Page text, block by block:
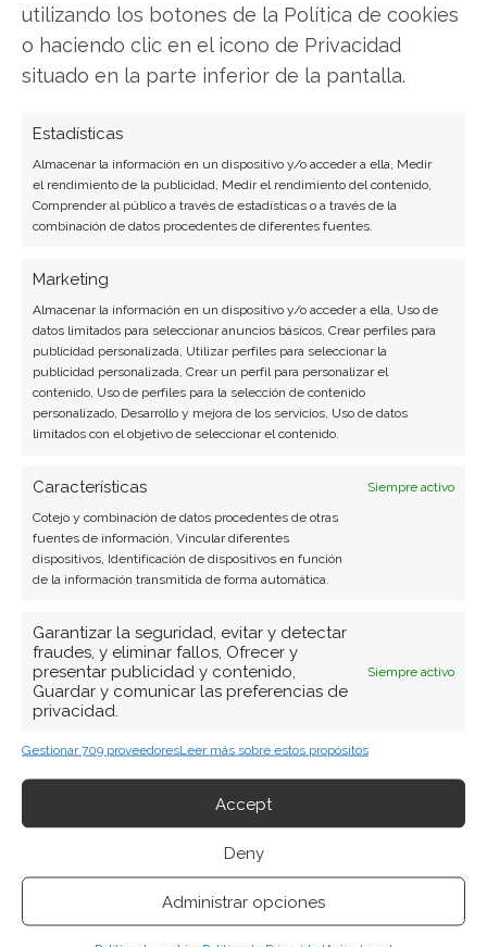
utilizando los botones de la Política de cookies
o haciendo clic en el icono de Privacidad
situado en la parte inferior de la pantalla.
Estadísticas
Almacenar la información en un dispositivo y/o acceder a ella, Medir
el rendimiento de la publicidad, Medir el rendimiento del contenido,
Comprender al público a través de estadísticas o a través de la
combinación de datos procedentes de diferentes fuentes.
Marketing
Almacenar la información en un dispositivo y/o acceder a ella, Uso de
datos limitados para seleccionar anuncios básicos, Crear perfiles para
publicidad personalizada, Utilizar perfiles para seleccionar la
publicidad personalizada, Crear un perfil para personalizar el
contenido, Uso de perfiles para la selección de contenido
personalizado, Desarrollo y mejora de los servicios, Uso de datos
limitados con el objetivo de seleccionar el contenido.
Características
Siempre activo
Cotejo y combinación de datos procedentes de otras
fuentes de información, Vincular diferentes
dispositivos, Identificación de dispositivos en función
de la información transmitida de forma automática.
Garantizar la seguridad, evitar y detectar
fraudes, y eliminar fallos, Ofrecer y
presentar publicidad y contenido,
Guardar y comunicar las preferencias de
privacidad.
Siempre activo
Gestionar 709 proveedoresLeer más sobre estos propósitos
Accept
Deny
Administrar opciones
SOBRE EL AUTOR
Miguel Ángel Torres Díaz
Periodista de tecnología especializado en
consumo digital. Más de 10 años cubriendo la
industria tecnológica española.
Ver todos los artículos →